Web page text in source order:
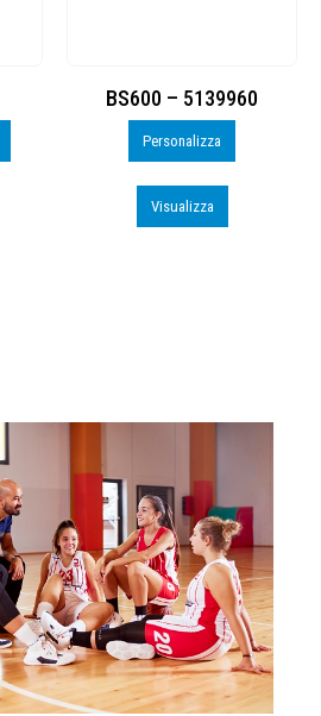
BS600 – 5139960
Personalizza
Visualizza